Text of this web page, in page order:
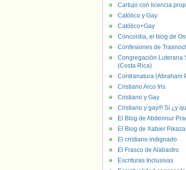
Cartujo con licencia
Católico y Gay
Católico+Gay
Concordia, el blog de
Confesiones de
Congregación Luterana
(Costa Rica)
Contranatura (Abraham
Cristiano Arco Iris
Cristiano y Gay
Cristiano y gay!!! Sí ¿y
El Blog de Abdennur
El Blog de Xabier Pikaza
El cristiano indignado
El Frasco de Alabastro
Escrituras Inclusivas